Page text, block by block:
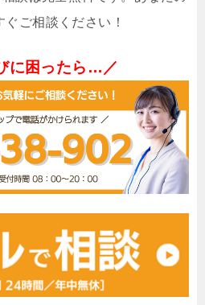
ご相談ください！
に困ったら…／